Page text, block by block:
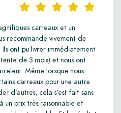
carreaux et un
recommande vivement de
ont pu livrer immédiatement
de 3 mois) et nous ont
Même lorsque nous
carreaux pour une autre
d’autres, cela s’est fait sans
un prix très raisonnable et